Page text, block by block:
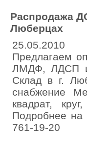
Распродажа
Люберцах
25.05.2010
Предлагаем
ЛМДФ, ЛДСП
Склад в г.
снабжение
квадрат,
Подробнее на
761-19-20